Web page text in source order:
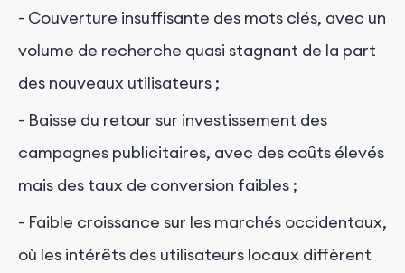
- Couverture insuffisante des mots clés, avec un
volume de recherche quasi stagnant de la part
des nouveaux utilisateurs ;
- Baisse du retour sur investissement des
campagnes publicitaires, avec des coûts élevés
mais des taux de conversion faibles ;
- Faible croissance sur les marchés occidentaux,
où les intérêts des utilisateurs locaux diffèrent